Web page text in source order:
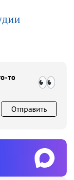
то
Отправить